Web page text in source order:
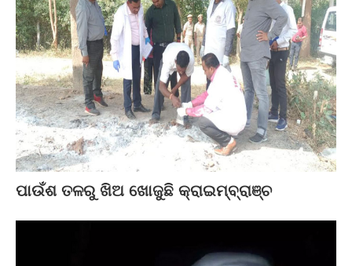
ପାଉଁଶ ତଳରୁ ଖିଅ ଖୋଜୁଛି କ୍ରାଇମ୍‌ବ୍ରାଞ୍ଚ